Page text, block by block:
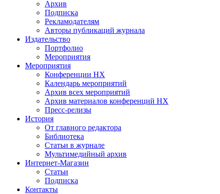
Архив
Подписка
Рекламодателям
Авторы публикаций журнала
Издательство
Портфолио
Мероприятия
Мероприятия
Конференции НХ
Календарь мероприятий
Архив всех мероприятий
Архив материалов конференций НХ
Пресс-релизы
История
От главного редактора
Библиотека
Статьи в журнале
Мультимедийный архив
Интернет-Магазин
Статьи
Подписка
Контакты